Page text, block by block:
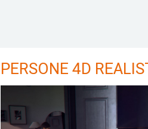
PERSONE 4D